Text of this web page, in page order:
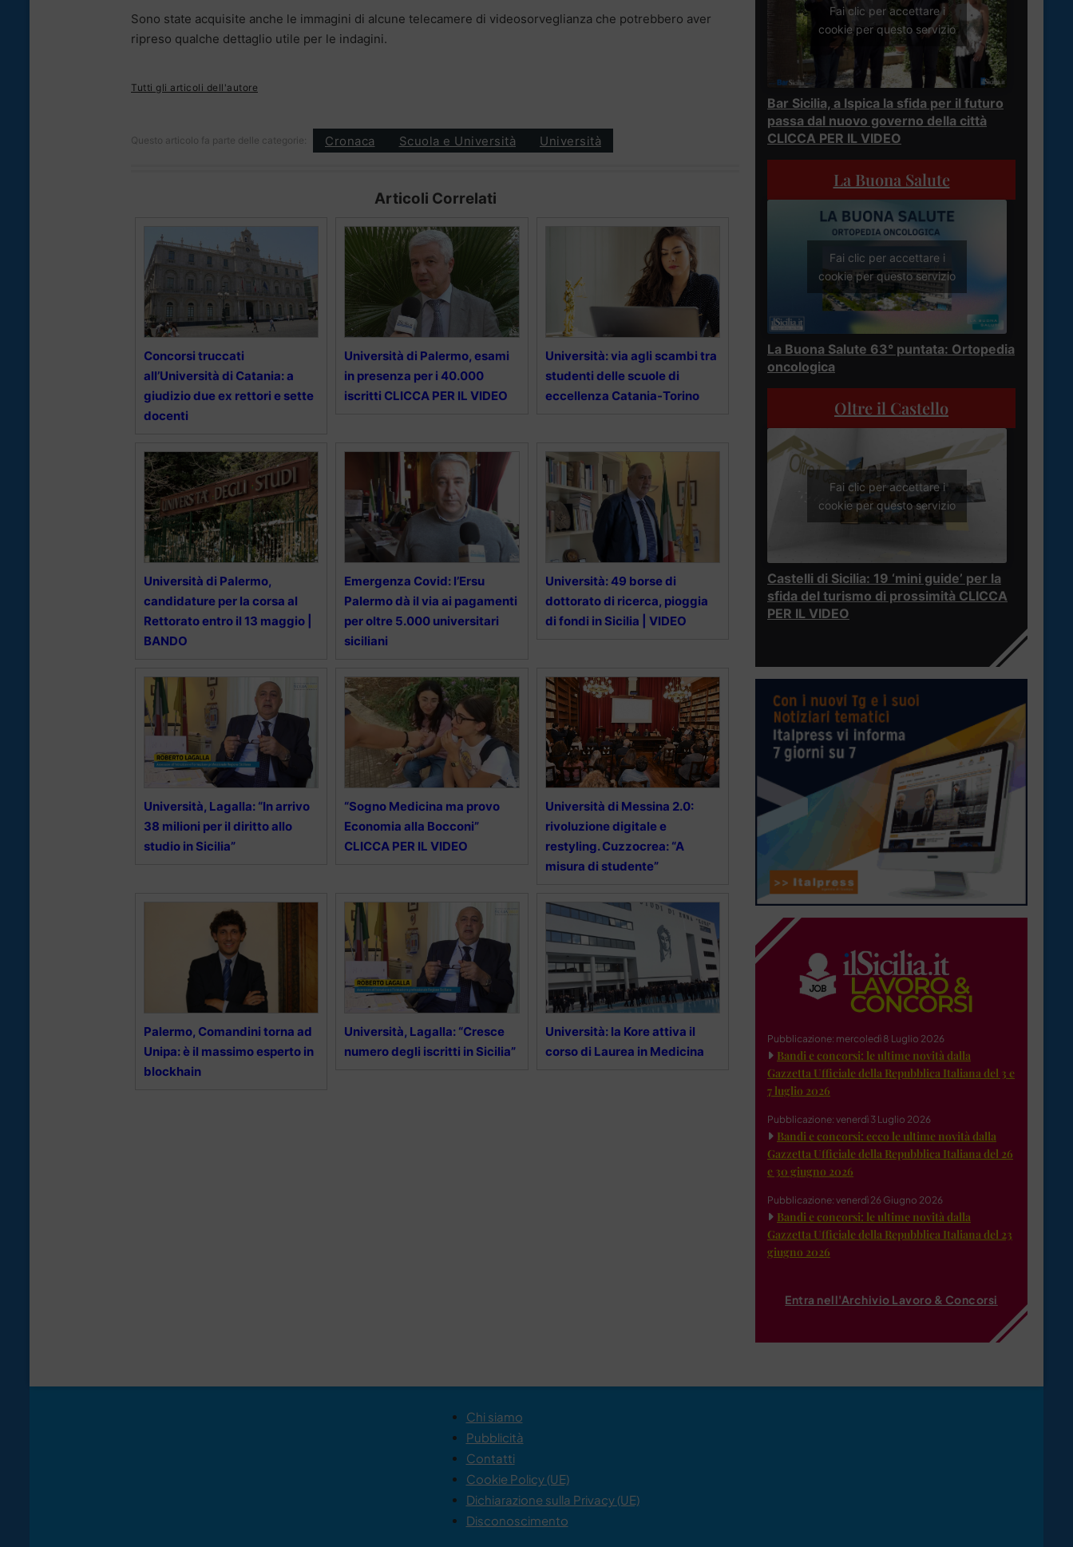
Sono state acquisite anche le immagini di alcune telecamere di videosorveglianza che potrebbero aver
ripreso qualche dettaglio utile per le indagini.
Tutti gli articoli dell'autore
Questo articolo fa parte delle categorie: Cronaca Scuola e Università Università
Articoli Correlati
Concorsi truccati
all’Università di Catania: a
giudizio due ex rettori e sette
docenti
Università di Palermo, esami
in presenza per i 40.000
iscritti CLICCA PER IL VIDEO
Università: via agli scambi tra
studenti delle scuole di
eccellenza Catania-Torino
Università di Palermo,
candidature per la corsa al
Rettorato entro il 13 maggio |
BANDO
Emergenza Covid: l’Ersu
Palermo dà il via ai pagamenti
per oltre 5.000 universitari
siciliani
Università: 49 borse di
dottorato di ricerca, pioggia
di fondi in Sicilia | VIDEO
Università, Lagalla: “In arrivo
38 milioni per il diritto allo
studio in Sicilia”
“Sogno Medicina ma provo
Economia alla Bocconi”
CLICCA PER IL VIDEO
Università di Messina 2.0:
rivoluzione digitale e
restyling. Cuzzocrea: “A
misura di studente”
Palermo, Comandini torna ad
Unipa: è il massimo esperto in
blockhain
Università, Lagalla: “Cresce
numero degli iscritti in Sicilia”
Università: la Kore attiva il
corso di Laurea in Medicina
Fai clic per accettare i
cookie per questo servizio
Bar Sicilia, a Ispica la sfida per il futuro
passa dal nuovo governo della città
CLICCA PER IL VIDEO
La Buona Salute
Fai clic per accettare i
cookie per questo servizio
La Buona Salute 63° puntata: Ortopedia
oncologica
Oltre il Castello
Fai clic per accettare i
cookie per questo servizio
Castelli di Sicilia: 19 ‘mini guide’ per la
sfida del turismo di prossimità CLICCA
PER IL VIDEO
Pubblicazione: mercoledì 8 Luglio 2026
Bandi e concorsi: le ultime novità dalla
Gazzetta Ufficiale della Repubblica Italiana del 3 e
7 luglio 2026
Pubblicazione: venerdì 3 Luglio 2026
Bandi e concorsi: ecco le ultime novità dalla
Gazzetta Ufficiale della Repubblica Italiana del 26
e 30 giugno 2026
Pubblicazione: venerdì 26 Giugno 2026
Bandi e concorsi: le ultime novità dalla
Gazzetta Ufficiale della Repubblica Italiana del 23
giugno 2026
Entra nell'Archivio Lavoro & Concorsi
Chi siamo
Pubblicità
Contatti
Cookie Policy (UE)
Dichiarazione sulla Privacy (UE)
Disconoscimento